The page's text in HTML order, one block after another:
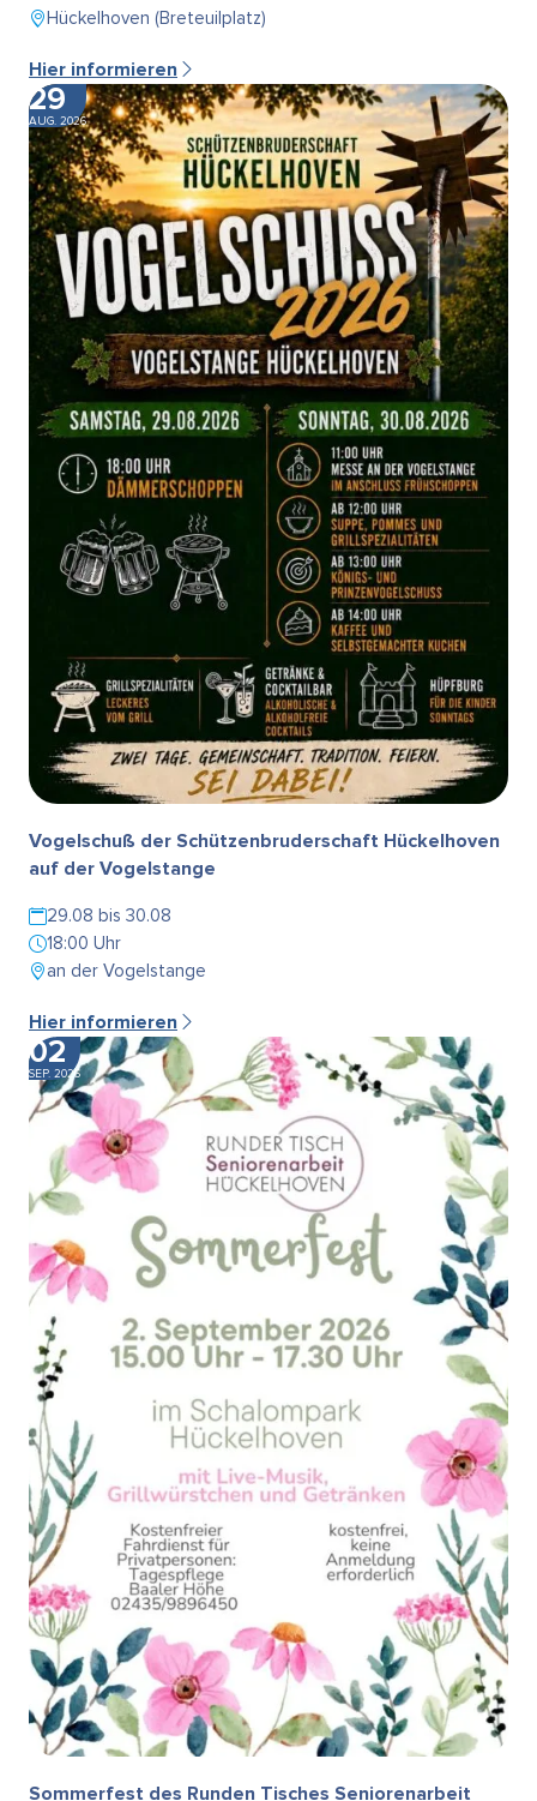
Hückelhoven (Breteuilplatz)
Hier informieren
29
AUG. 2026
Vogelschuß der Schützenbruderschaft Hückelhoven
auf der Vogelstange
29.08 bis 30.08
18:00 Uhr
an der Vogelstange
Hier informieren
02
SEP. 2026
Sommerfest des Runden Tisches Seniorenarbeit